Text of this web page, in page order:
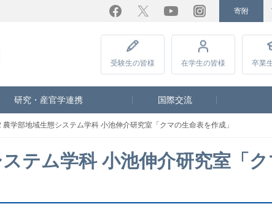
寄附
Facebook Twitter YouTube Instagram
受験生の皆様 在学生の皆様 卒業
研究・産官学連携 国際交流
学部地域生態システム学科 小池伸介研究室「クマの生命表を作成」
テム学科 小池伸介研究室「ク